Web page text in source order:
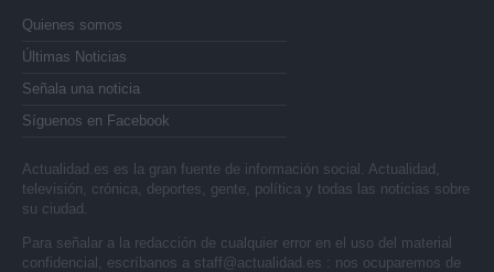
Quienes somos
Últimas Noticias
Señala una noticia
Síguenos en Facebook
Actualidad.es es la gran fuente de información social. Actualidad,
televisión, crónica, deportes, gente, política y todas las noticias sobre
su ciudad.
Para señalar a la redacción de cualquier error en el uso del material
confidencial, escríbanos a staff@actualidad.es : nos ocuparemos de